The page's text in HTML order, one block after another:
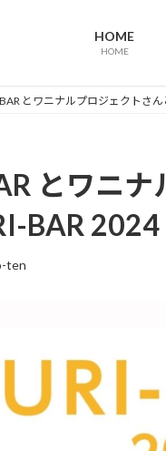
HOME
HOME
とワニナルプロジェクトさ
とワニナ
BAR
ten